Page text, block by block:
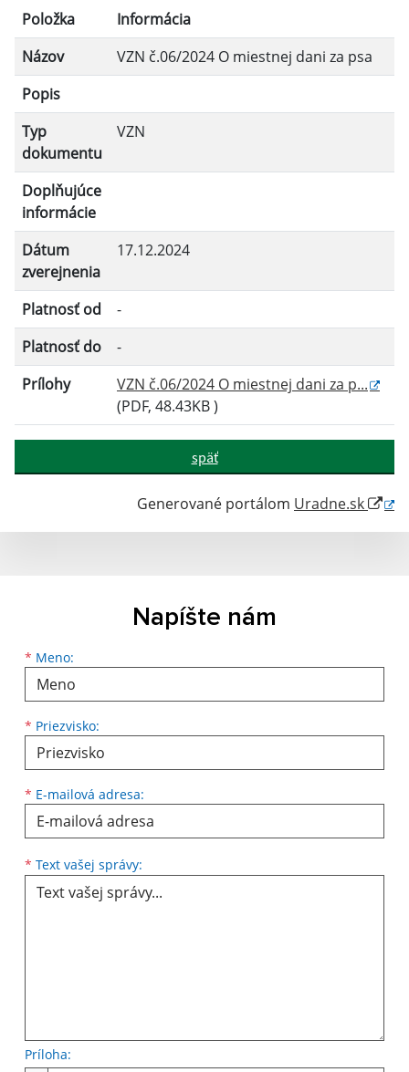
Dátum zverejnenia do:
Platnosť od:
Platnosť do:
Filtrovať
Položka
Informácia
Názov
VZN č.06/2024 O miestnej dani za psa
Popis
Typ
dokumentu
VZN
Doplňujúce
informácie
Dátum
zverejnenia
17.12.2024
Platnosť od
-
Platnosť do
-
Prílohy
VZN č.06/2024 O miestnej dani za p...
(PDF, 48.43KB )
späť
Generované portálom Uradne.sk
Napíšte nám
* Meno:
Meno
* Priezvisko:
Priezvisko
* E-mailová adresa:
E-mailová adresa
* Text vašej správy:
Príloha: